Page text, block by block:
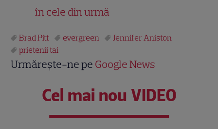
în cele din urmă
Brad Pitt evergreen
Jennifer Aniston
prietenii tai
Urmărește-ne pe Google News
Cel mai nou VIDEO